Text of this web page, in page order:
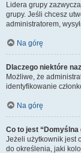
Lidera grupy
grupy. Jeśli chcesz
administratorem,
Na górę
Dlaczego niektóre
Możliwe, że
identyfikowanie
Na górę
Co to jest
Jeżeli użytkownik jest
do określenia, jaki